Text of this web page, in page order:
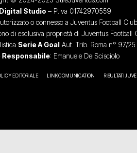
Studio – P.Iva 01742970559
o connesso a Juventus Football Club
di esclusiva proprietà di Juventus Football
Serie A GoalAut. Trib. Roma n° 97/
: Emanuele De Scisciolo
EDITORIALE LINK COMUNICATION RISULTATI